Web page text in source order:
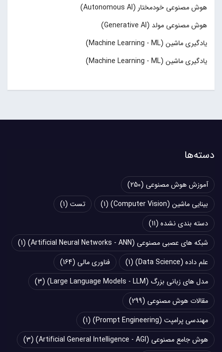
هوش مصنوعی خودمختار (Autonomous AI)
هوش مصنوعی مولد (Generative AI)
یادگیری ماشین (Machine Learning - ML)
یادگیری ماشین (Machine Learning - ML)
دسته‌ها
آموزش هوش مصنوعی (250)
بینایی ماشین (Computer Vision)
(1) تست (1)
دسته بندی نشده (11)
شبکه های عصبی مصنوعی (Artificial Neural Networks - ANN)
(1)
علم داده (Data Science)
(1) فناوری مالی (164)
مدل های زبانی بزرگ (Large Language Models - LLM)
(3)
مقالات هوش مصنوعی (299)
مهندسی پرامپت (Prompt Engineering)
(1)
هوش جامع مصنوعی (Artificial General Intelligence - AGI)
(3)